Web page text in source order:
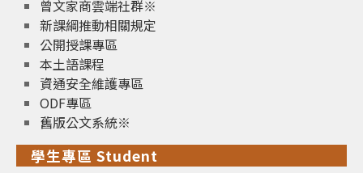
曾文家商雲端社群※
新課綱推動相關規定
公開授課專區
本土語課程
資通安全維護專區
ODF專區
舊版公文系統※
學生專區 Student